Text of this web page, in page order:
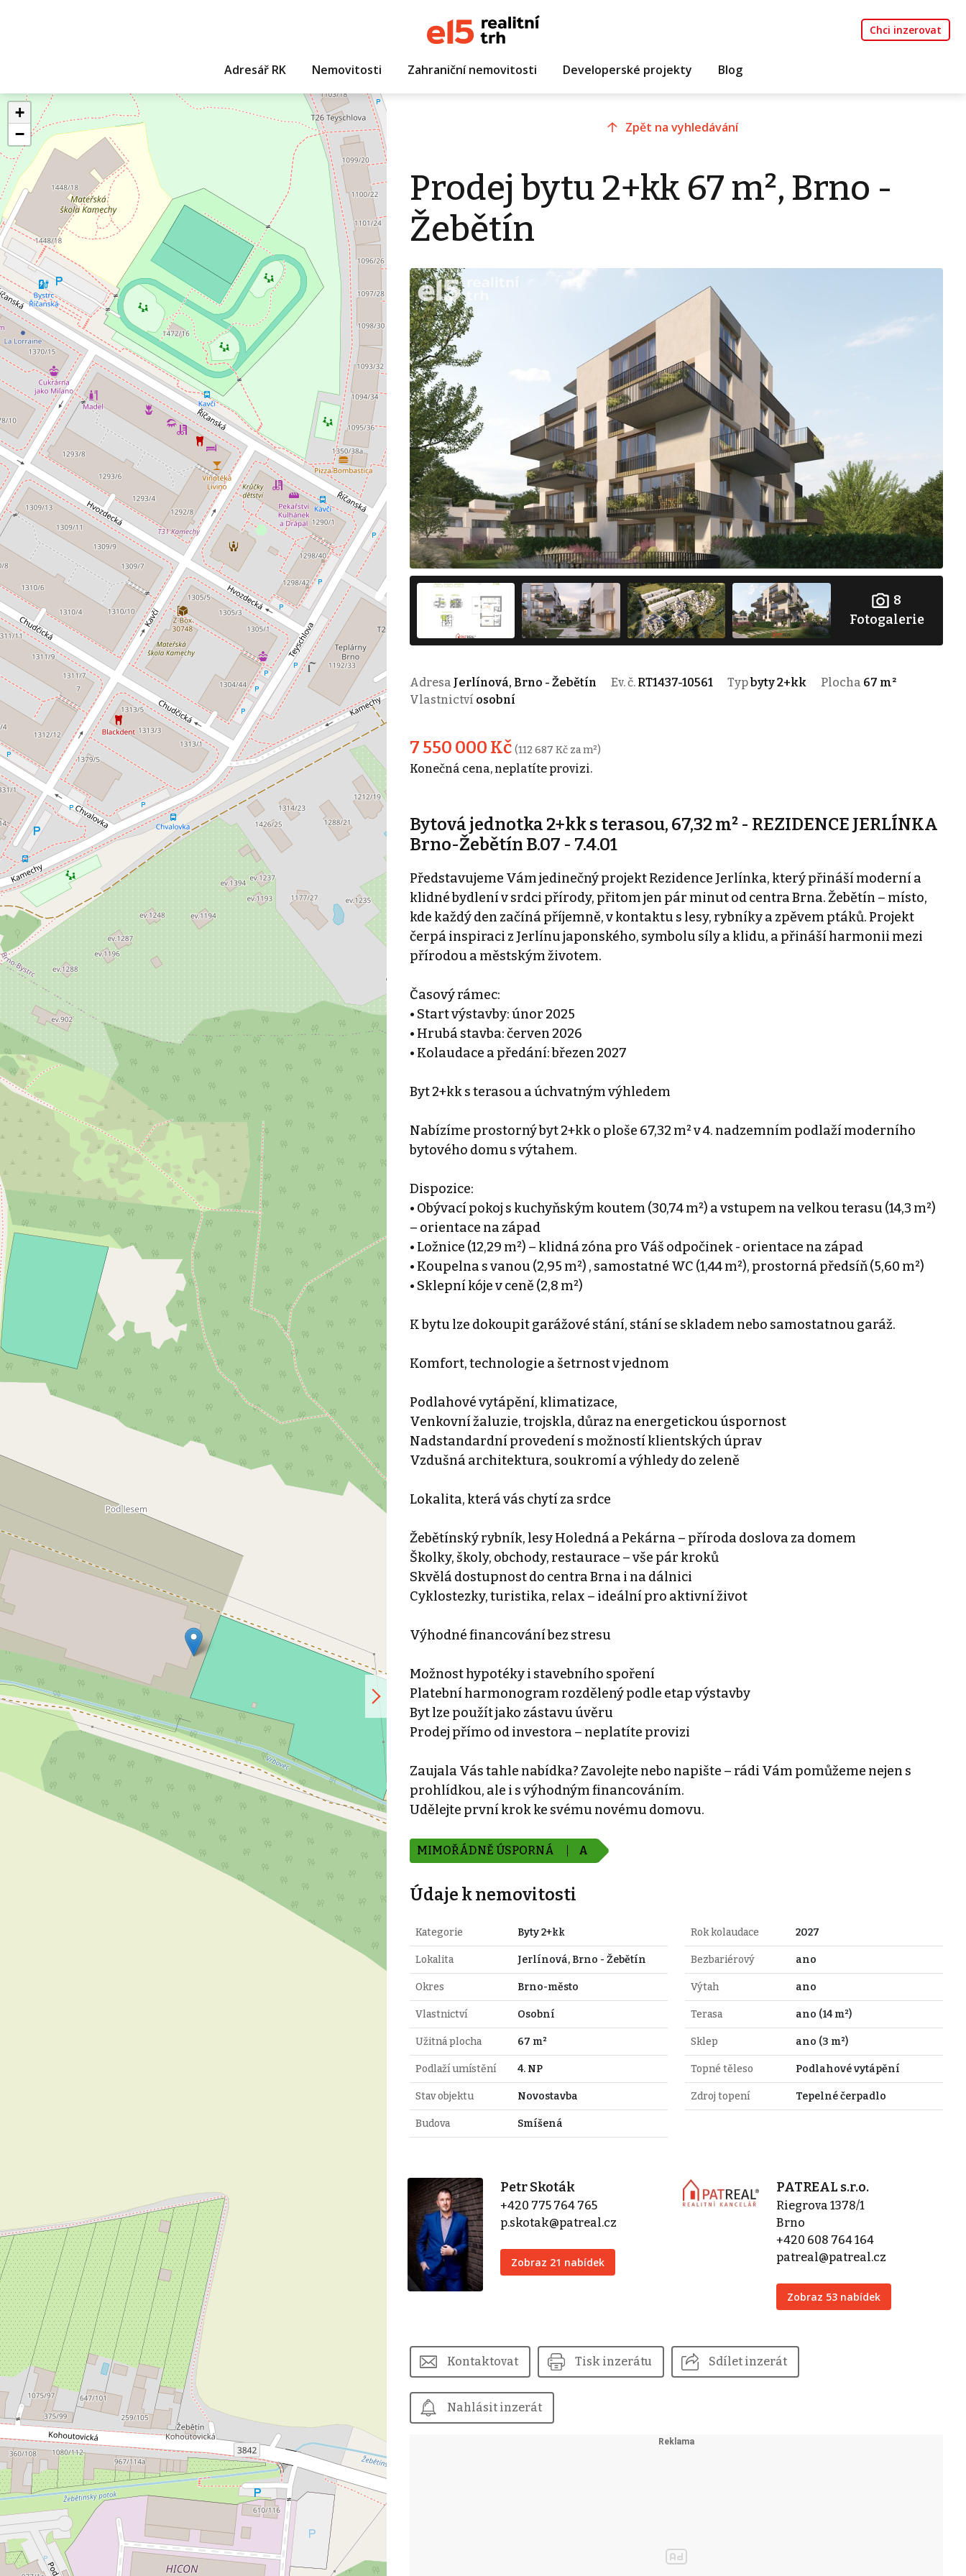
Chci inzerovat
Adresář RK Nemovitosti Zahraniční nemovitosti Developerské projekty Blog
+
−
Zpět na vyhledávání
Prodej bytu 2+kk 67 m², Brno -
Žebětín
8
Fotogalerie
Adresa Jerlínová, Brno - Žebětín Ev. č. RT1437-10561 Typbyty 2+kk Plocha 67 m²
Vlastnictví osobní
7 550 000 Kč (112 687 Kč za m²)
Konečná cena, neplatíte provizi.
Bytová jednotka 2+kk s terasou, 67,32 m² - REZIDENCE JERLÍNKA
Brno-Žebětín B.07 - 7.4.01
Představujeme Vám jedinečný projekt Rezidence Jerlínka, který přináší moderní a
klidné bydlení v srdci přírody, přitom jen pár minut od centra Brna. Žebětín – místo,
kde každý den začíná příjemně, v kontaktu s lesy, rybníky a zpěvem ptáků. Projekt
čerpá inspiraci z Jerlínu japonského, symbolu síly a klidu, a přináší harmonii mezi
přírodou a městským životem.
Časový rámec:
• Start výstavby: únor 2025
• Hrubá stavba: červen 2026
• Kolaudace a předání: březen 2027
Byt 2+kk s terasou a úchvatným výhledem
Nabízíme prostorný byt 2+kk o ploše 67,32 m² v 4. nadzemním podlaží moderního
bytového domu s výtahem.
Dispozice:
• Obývací pokoj s kuchyňským koutem (30,74 m²) a vstupem na velkou terasu (14,3 m²)
– orientace na západ
• Ložnice (12,29 m²) – klidná zóna pro Váš odpočinek - orientace na západ
• Koupelna s vanou (2,95 m²) , samostatné WC (1,44 m²), prostorná předsíň (5,60 m²)
• Sklepní kóje v ceně (2,8 m²)
K bytu lze dokoupit garážové stání, stání se skladem nebo samostatnou garáž.
Komfort, technologie a šetrnost v jednom
Podlahové vytápění, klimatizace,
Venkovní žaluzie, trojskla, důraz na energetickou úspornost
Nadstandardní provedení s možností klientských úprav
Vzdušná architektura, soukromí a výhledy do zeleně
Lokalita, která vás chytí za srdce
Žebětínský rybník, lesy Holedná a Pekárna – příroda doslova za domem
Školky, školy, obchody, restaurace – vše pár kroků
Skvělá dostupnost do centra Brna i na dálnici
Cyklostezky, turistika, relax – ideální pro aktivní život
Výhodné financování bez stresu
Možnost hypotéky i stavebního spoření
Platební harmonogram rozdělený podle etap výstavby
Byt lze použít jako zástavu úvěru
Prodej přímo od investora – neplatíte provizi
Zaujala Vás tahle nabídka? Zavolejte nebo napište – rádi Vám pomůžeme nejen s
prohlídkou, ale i s výhodným financováním.
Udělejte první krok ke svému novému domovu.
MIMOŘÁDNĚ ÚSPORNÁ A
Údaje k nemovitosti
Kategorie Byty 2+kk
Lokalita Jerlínová, Brno - Žebětín
Okres Brno-město
Vlastnictví Osobní
Užitná plocha 67 m²
Podlaží umístění 4. NP
Stav objektu Novostavba
Budova Smíšená
Rok kolaudace 2027
Bezbariérový ano
Výtah ano
Terasa ano (14 m²)
Sklep ano (3 m²)
Topné těleso Podlahové vytápění
Zdroj topení Tepelné čerpadlo
Petr Skoták
+420 775 764 765
p.skotak@patreal.cz
Zobraz 21 nabídek
PATREAL s.r.o.
Riegrova 1378/1
Brno
+420 608 764 164
patreal@patreal.cz
Zobraz 53 nabídek
Kontaktovat Tisk inzerátu Sdílet inzerát
Nahlásit inzerát